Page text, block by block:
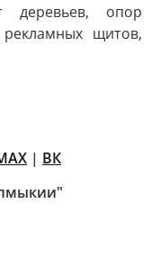
деревьев, опор
щитов,
| ВК